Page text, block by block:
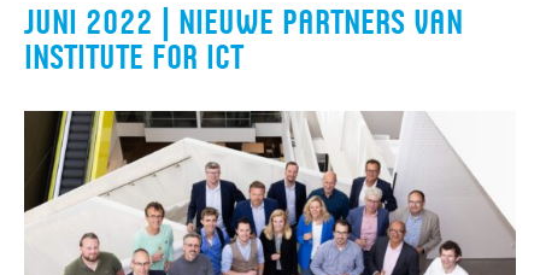
JUNI 2022 | NIEUWE PARTNERS VAN
INSTITUTE FOR ICT